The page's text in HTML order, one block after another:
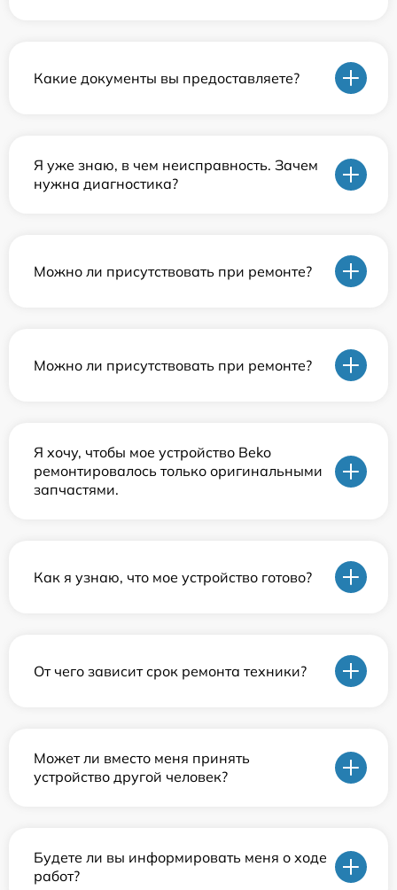
Какие документы вы предоставляете?
Я уже знаю, в чем неисправность. Зачем
нужна диагностика?
Можно ли присутствовать при ремонте?
Можно ли присутствовать при ремонте?
Я хочу, чтобы мое устройство Beko
ремонтировалось только оригинальными
запчастями.
Как я узнаю, что мое устройство готово?
От чего зависит срок ремонта техники?
Может ли вместо меня принять
устройство другой человек?
Будете ли вы информировать меня о ходе
работ?